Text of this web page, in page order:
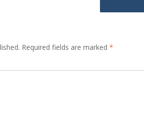
Required fields are marked *